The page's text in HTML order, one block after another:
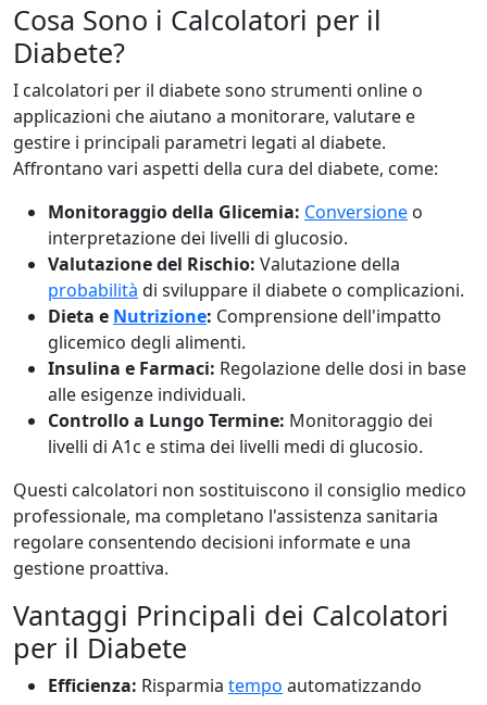
Cosa Sono i Calcolatori per il
Diabete?
I calcolatori per il diabete sono strumenti online o
applicazioni che aiutano a monitorare, valutare e
gestire i principali parametri legati al diabete.
Affrontano vari aspetti della cura del diabete, come:
Monitoraggio della Glicemia: Conversione o
interpretazione dei livelli di glucosio.
Valutazione del Rischio: Valutazione della
probabilità di sviluppare il diabete o complicazioni.
Dieta e Nutrizione: Comprensione dell'impatto
glicemico degli alimenti.
Insulina e Farmaci: Regolazione delle dosi in base
alle esigenze individuali.
Controllo a Lungo Termine: Monitoraggio dei
livelli di A1c e stima dei livelli medi di glucosio.
Questi calcolatori non sostituiscono il consiglio medico
professionale, ma completano l'assistenza sanitaria
regolare consentendo decisioni informate e una
gestione proattiva.
Vantaggi Principali dei Calcolatori
per il Diabete
Efficienza: Risparmia tempo automatizzando